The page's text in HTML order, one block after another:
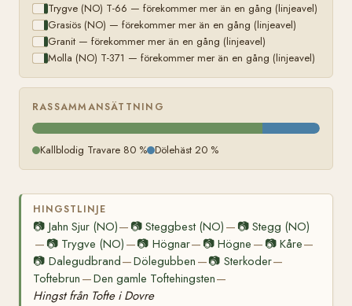
Trygve (NO) T-66 — förekommer mer än en gång (linjeavel)
Grasiös (NO) — förekommer mer än en gång (linjeavel)
Granit — förekommer mer än en gång (linjeavel)
Molla (NO) T-371 — förekommer mer än en gång (linjeavel)
RASSAMMANSÄTTNING
Kallblodig Travare 80 % Dölehäst 20 %
HINGSTLINJE
📷 Jahn Sjur (NO)— 📷Steggbest (NO) — 📷 Stegg (NO)
— 📷 Trygve (NO) —📷 Högnar— 📷Högne — 📷 Kåre—
📷 Dalegudbrand—Dölegubben —📷 Sterkoder—
Toftebrun —Den gamle Toftehingsten—
Hingst från Tofte i Dovre